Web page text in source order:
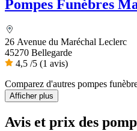
Pompes Funèbres
26 Avenue du Maréchal Leclerc
45270 Bellegarde
4,5 /5 (1 avis)
Comparez d'autres pompes
Afficher plus
Avis et prix des